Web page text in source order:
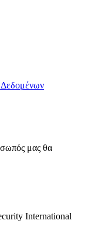
μας θα
International